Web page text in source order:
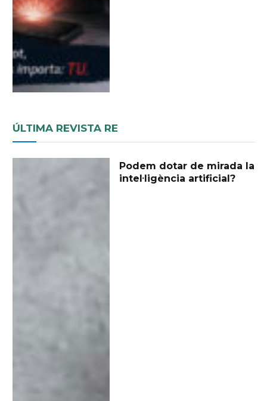
ÚLTIMA REVISTA RE
Podem dotar de mirada la
intel·ligència artificial?